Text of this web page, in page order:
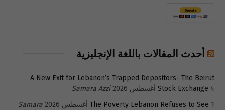
أحدث المقالات باللغة الإنجليزية
A New Exit for Lebanon’s Trapped Depositors- The Beirut
Stock Exchange 4 أغسطس 2026
Samara Azzi
The Poverty Lebanon Refuses to See 1 أغسطس 2026
Samara